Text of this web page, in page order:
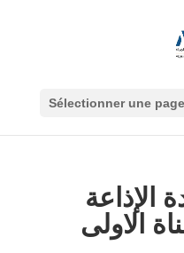
Sélectionner une page
الإذاعة
الاولى